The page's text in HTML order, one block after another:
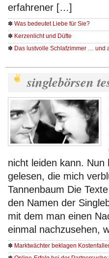
erfahrener […]
✽ Was bedeutet Liebe für Sie?
✽ Kerzenlicht und Düfte
✽ Das lustvolle Schlafzimmer … und
singlebörsen
nicht leiden kann.
gelesen, die mich
Tannenbaum Die
den Namen der
mit dem man einen
einmal nachzusehen,
✽ Marktwächter beklagen